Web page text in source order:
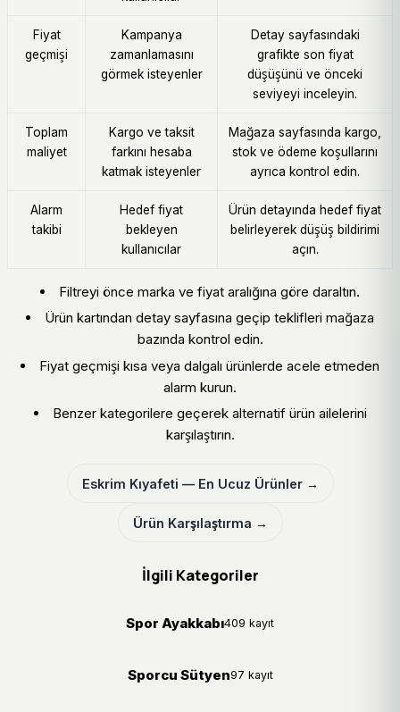
Fiyat
geçmişi
Kampanya
zamanlamasını
görmek isteyenler
Detay sayfasındaki
grafikte son fiyat
düşüşünü ve önceki
seviyeyi inceleyin.
Toplam
maliyet
Kargo ve taksit
farkını hesaba
katmak isteyenler
Mağaza sayfasında kargo,
stok ve ödeme koşullarını
ayrıca kontrol edin.
Alarm
takibi
Hedef fiyat
bekleyen
kullanıcılar
Ürün detayında hedef fiyat
belirleyerek düşüş bildirimi
açın.
Filtreyi önce marka ve fiyat aralığına göre daraltın.
Ürün kartından detay sayfasına geçip teklifleri mağaza
bazında kontrol edin.
Fiyat geçmişi kısa veya dalgalı ürünlerde acele etmeden
alarm kurun.
Benzer kategorilere geçerek alternatif ürün ailelerini
karşılaştırın.
Eskrim Kıyafeti — En Ucuz Ürünler →
Ürün Karşılaştırma →
İlgili Kategoriler
Spor Ayakkabı409 kayıt
Sporcu Sütyen97 kayıt